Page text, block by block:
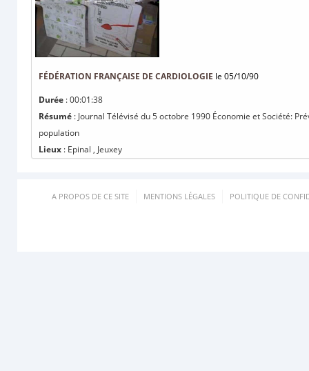
FÉDÉRATION FRANÇAISE DE CARDIOLOGIE le 05/10/90
Durée : 00:01:38
Résumé : Journal Télévisé du 5 octobre 1990 Économie et Société:
population
Lieux : Epinal , Jeuxey
A PROPOS DE CE SITE MENTIONS LÉGALES POLITIQUE DE